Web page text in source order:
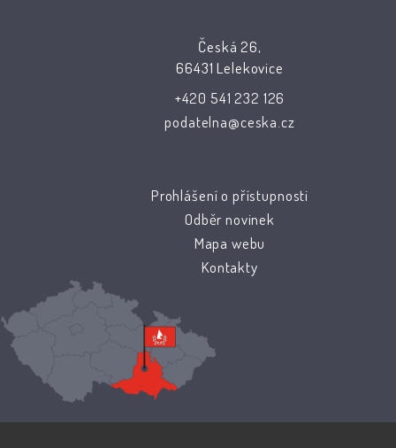
Česká 26,
66431 Lelekovice
+420 541 232 126
podatelna@ceska.cz
Prohlášení o přístupnosti
Odběr novinek
Mapa webu
Kontakty